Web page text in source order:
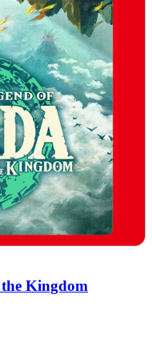
Kingdom